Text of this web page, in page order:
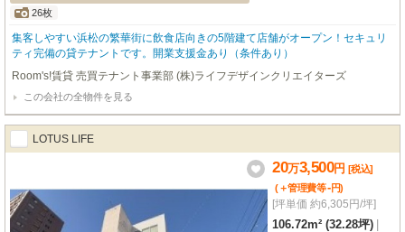
26枚
集客しやすい浜松の繁華街に飲食店向きの5階建て店舗がオープン！セキュリ
ティ完備の貸テナントです。開業支援金あり（条件あり）
Room's!賃貸 売買テナント事業部 (株)ライフデザインクリエイターズ
この会社の全物件を見る
LOTUS LIFE
20万3,500円 [税込]
(＋管理費等-円)
[坪単価 約6,305円/坪]
106.72m² (32.28坪)